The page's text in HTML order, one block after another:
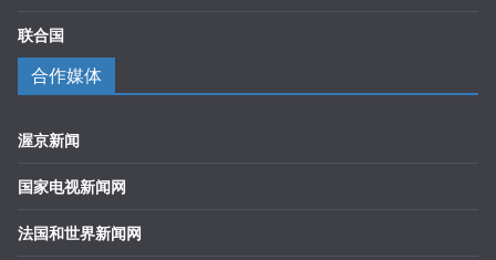
联合国
合作媒体
渥京新闻
国家电视新闻网
法国和世界新闻网